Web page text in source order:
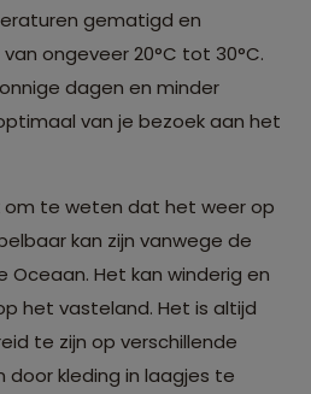
gematigd en
ongeveer 20°C tot 30°C.
dagen en minder
van je bezoek aan het
om te weten dat het weer op
kan zijn vanwege de
Oceaan. Het kan winderig en
het vasteland. Het is altijd
te zijn op verschillende
kleding in laagjes te